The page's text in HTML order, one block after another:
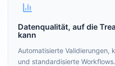
Datenqualität, auf die
kann
Automatisierte Validierungen,
und standardisierte